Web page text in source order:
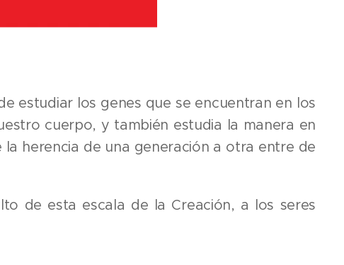
estudiar los genes que se encuentran en los
cuerpo, y también estudia la manera en
herencia de una generación a otra entre de
de esta escala de la Creación, a los seres